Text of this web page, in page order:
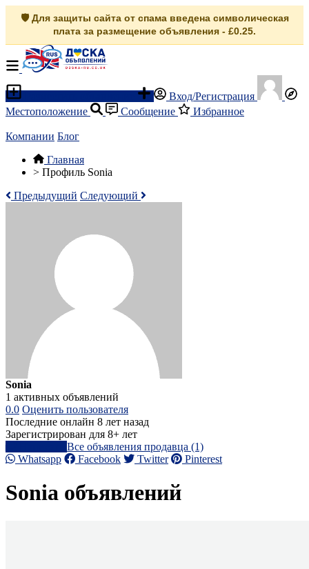
🛡️ Для защиты сайта от спама введена символическая
плата за размещение объявления - £0.25.
Вход/Регистрация
Местоположение
Сообщение Избранное
Компании Блог
Главная
> Профиль Sonia
Предыдущий Следующий
Sonia
1 активных объявлений
0.0 Оценить пользователя
Последние онлайн 8 лет назад
Зарегистрирован для 8+ лет
Все объявления продавца (1)
Whatsapp
Facebook Twitter Pinterest
Sonia объявлений